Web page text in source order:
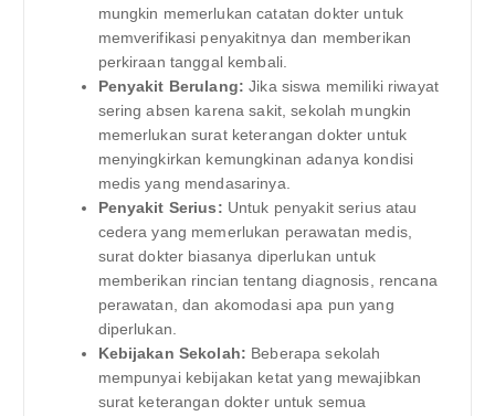
mungkin memerlukan catatan dokter untuk
memverifikasi penyakitnya dan memberikan
perkiraan tanggal kembali.
Penyakit Berulang: Jika siswa memiliki riwayat
sering absen karena sakit, sekolah mungkin
memerlukan surat keterangan dokter untuk
menyingkirkan kemungkinan adanya kondisi
medis yang mendasarinya.
Penyakit Serius: Untuk penyakit serius atau
cedera yang memerlukan perawatan medis,
surat dokter biasanya diperlukan untuk
memberikan rincian tentang diagnosis, rencana
perawatan, dan akomodasi apa pun yang
diperlukan.
Kebijakan Sekolah: Beberapa sekolah
mempunyai kebijakan ketat yang mewajibkan
surat keterangan dokter untuk semua